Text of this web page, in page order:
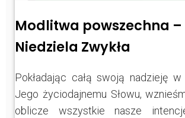
Modlitwa powszechna –
Niedziela Zwykła
Pokładając całą swoją nadzieję
Jego życiodajnemu Słowu,
oblicze wszystkie nasze